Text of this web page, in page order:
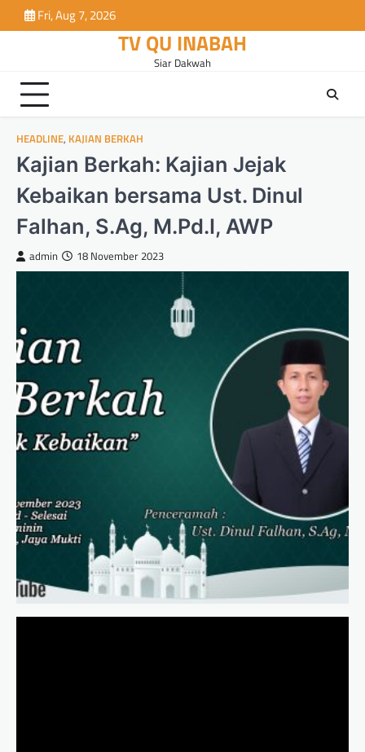
to
Fri, Aug 7, 2026
TV QU INABAH
Siar Dakwah
HEADLINE, KAJIAN BERKAH
Kajian Berkah: Kajian Jejak
Kebaikan bersama Ust. Dinul
Falhan, S.Ag, M.Pd.I, AWP
admin 18 November 2023